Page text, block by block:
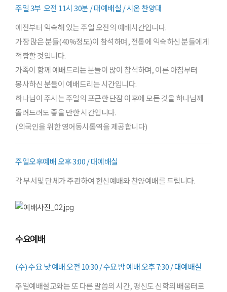
주일 3부 오전 11시 30분 / 대예배실 / 시온 찬양대
예전부터 익숙해 있는 주일 오전의 예배시간입니다.
가장 많은 분들(40%정도)이 참석하며, 전통에 익숙하신 분들에게
적합할 것입니다.
가족이 함께 예배드리는 분들이 많이 참석하며, 이른 아침부터
봉사하신 분들이 예배드리는 시간입니다.
하나님이 주시는 주일의 포근한 단잠 이후에 모든 것을 하나님께
돌려드려도 좋을 만한 시간입니다.
(외국인을 위한 영어동시통역을 제공합니다)
주일오후예배 오후 3:00 / 대예배실
각 부서및 단체가 주관하여 헌신예배와 찬양예배를 드립니다.
수요예배
(수) 수요 낮 예배 오전 10:30 / 수요 밤 예배 오후 7:30 / 대예배실
주일예배설교와는 또 다른 말씀의 시간, 평신도 신학의 배움터로